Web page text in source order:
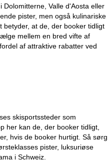
Dolomitterne, Valle d'Aosta eller
pister, men også kulinariske
at de, der booker tidligt
mellem en bred vifte af
af attraktive rabatter ved
skisportssteder som
her kan de, der booker tidligt,
hvis de booker hurtigt. Så sørg
pister, luksuriøse
i Schweiz.